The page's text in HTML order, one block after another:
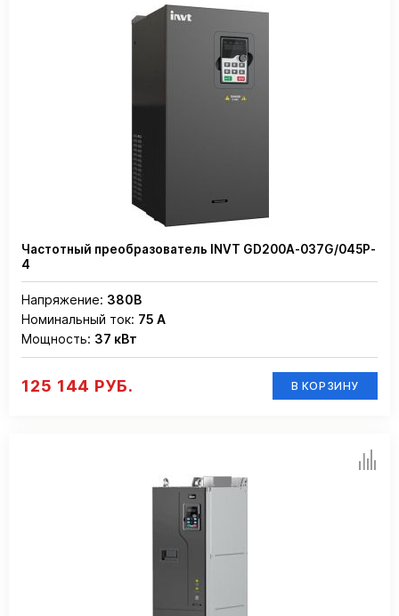
Частотный преобразователь INVT GD200A-037G/045P-
4
Напряжение: 380В
Номинальный ток: 75 А
Мощность: 37 кВт
125 144 РУБ. В КОРЗИНУ